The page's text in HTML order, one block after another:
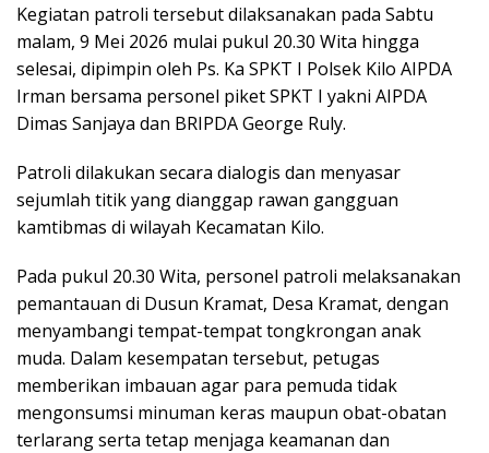
Kegiatan patroli tersebut dilaksanakan pada Sabtu
malam, 9 Mei 2026 mulai pukul 20.30 Wita hingga
selesai, dipimpin oleh Ps. Ka SPKT I Polsek Kilo AIPDA
Irman bersama personel piket SPKT I yakni AIPDA
Dimas Sanjaya dan BRIPDA George Ruly.
Patroli dilakukan secara dialogis dan menyasar
sejumlah titik yang dianggap rawan gangguan
kamtibmas di wilayah Kecamatan Kilo.
Pada pukul 20.30 Wita, personel patroli melaksanakan
pemantauan di Dusun Kramat, Desa Kramat, dengan
menyambangi tempat-tempat tongkrongan anak
muda. Dalam kesempatan tersebut, petugas
memberikan imbauan agar para pemuda tidak
mengonsumsi minuman keras maupun obat-obatan
terlarang serta tetap menjaga keamanan dan